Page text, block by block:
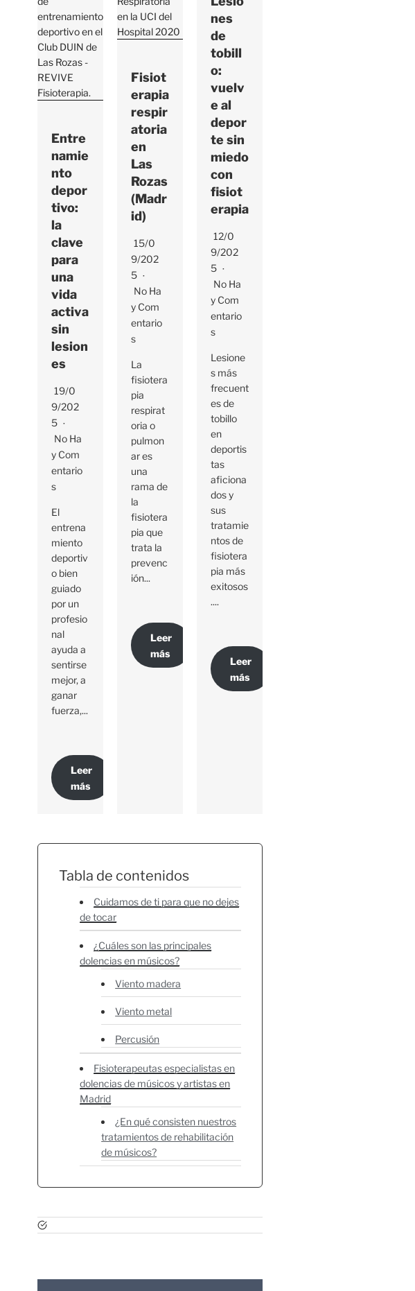
Entre
namie
nto
depor
tivo:
la
clave
para
una
vida
activa
sin
lesion
es
19/0
9/202
5
No Ha
Y Com
Entario
S
El
entrena
miento
deportiv
o bien
guiado
por un
profesio
nal
ayuda a
sentirse
mejor, a
ganar
fuerza,...
Leer
más
Fisiot
erapia
respir
atoria
en
Las
Rozas
(Madr
id)
15/0
9/202
5
No Ha
Y Com
Entario
S
La
fisiotera
pia
respirat
oria o
pulmon
ar es
una
rama de
la
fisiotera
pia que
trata la
prevenc
ión...
Leer
más
nes
de
tobill
o:
vuelv
e al
depor
te sin
miedo
con
fisiot
erapia
12/0
9/202
5
No Ha
Y Com
Entario
S
Lesione
s más
frecuent
es de
tobillo
en
deportis
tas
aficiona
dos y
sus
tratamie
ntos de
fisiotera
pia más
exitosos
....
Leer
más
Tabla de contenidos
Cuidamos de ti para que no dejes
de tocar
¿Cuáles son las principales
dolencias en músicos?
Viento madera
Viento metal
Percusión
Fisioterapeutas especialistas en
dolencias de músicos y artistas en
Madrid
¿En qué consisten nuestros
tratamientos de rehabilitación
de músicos?